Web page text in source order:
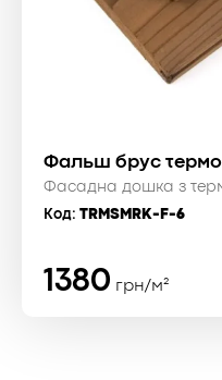
Фальш брус
Фасадна дошка з
Код: TRMSMRK-F-6
1380 грн/м²